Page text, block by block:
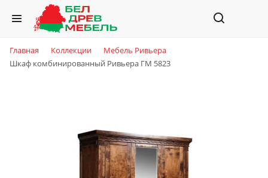
Главная Коллекции
Мебель Ривьера
Шкаф комбинированный Ривьера ГМ 5823